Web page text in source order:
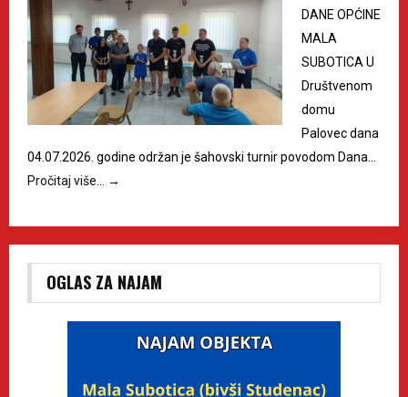
DANE OPĆINE
MALA
SUBOTICA U
Društvenom
domu
Palovec dana
04.07.2026. godine održan je šahovski turnir povodom Dana…
Pročitaj više… →
OGLAS ZA NAJAM